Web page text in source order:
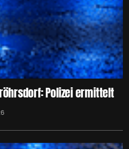
Polizei ermittelt